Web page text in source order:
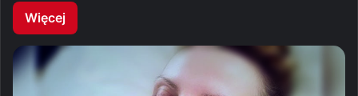
Więcej